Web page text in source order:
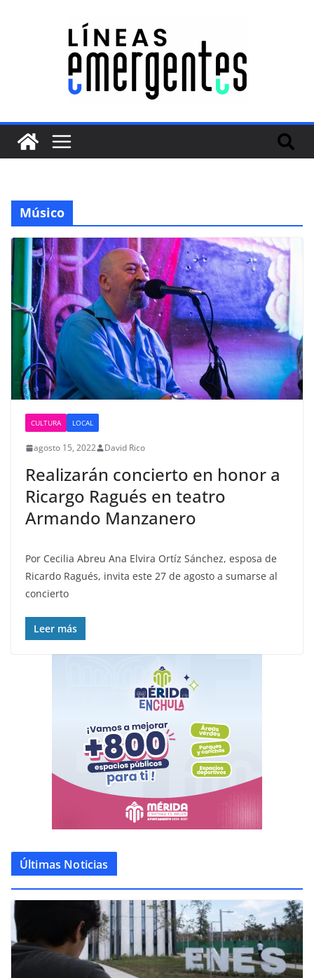
Músico
CULTURA LOCAL
agosto 15, 2022 David Rico
Realizarán concierto en honor a
Ricargo Ragués en teatro
Armando Manzanero
Por Cecilia Abreu Ana Elvira Ortíz Sánchez, esposa de
Ricardo Ragués, invita este 27 de agosto a sumarse al
concierto
Leer más
Últimas Noticias